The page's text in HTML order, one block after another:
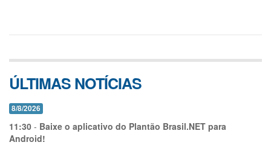
ÚLTIMAS NOTÍCIAS
8/8/2026
11:30 - Baixe o aplicativo do Plantão Brasil.NET para
Android!